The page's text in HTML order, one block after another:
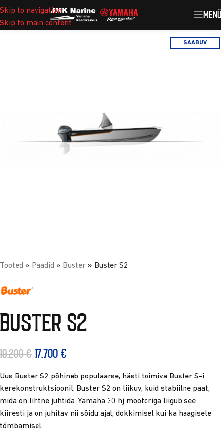
Skip to navigation
Skip to main content
SAABUV
Tooted » Paadid » Buster » Buster S2
Buster S2
19,200€ 17,700 €
Uus Buster S2 põhineb populaarse, hästi toimiva Buster S-i
kerekonstruktsioonil. Buster S2 on liikuv, kuid stabiilne paat,
mida on lihtne juhtida. Yamaha 30 hj mootoriga liigub see
kiiresti ja on juhitav nii sõidu ajal, dokkimisel kui ka haagisele
tõmbamisel.